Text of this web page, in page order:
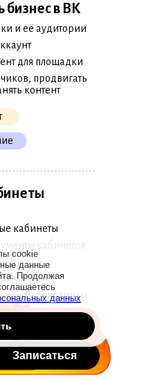
бизнес в ВК
и её аудитории
для площадки
продвигать
контент
кабинеты
кабинетов
рекламных
задание
cookie
данные
Продолжая
данных
Записаться